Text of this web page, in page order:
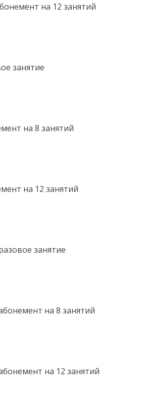
на 12 занятий
занятие
на 8 занятий
на 12 занятий
занятие
на 8 занятий
на 12 занятий